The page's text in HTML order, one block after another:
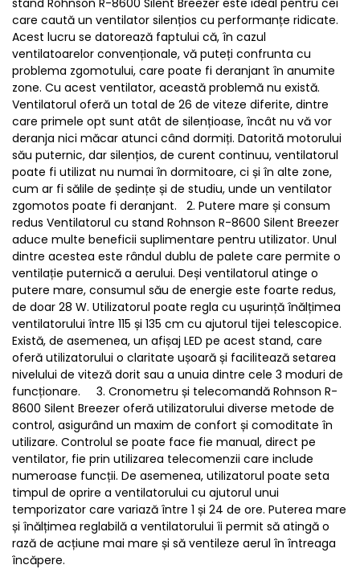
stand Rohnson R-8600 Silent Breezer este ideal pentru cei
care caută un ventilator silențios cu performanțe ridicate.
Acest lucru se datorează faptului că, în cazul
ventilatoarelor convenționale, vă puteți confrunta cu
problema zgomotului, care poate fi deranjant în anumite
zone. Cu acest ventilator, această problemă nu există.
Ventilatorul oferă un total de 26 de viteze diferite, dintre
care primele opt sunt atât de silențioase, încât nu vă vor
deranja nici măcar atunci când dormiți. Datorită motorului
său puternic, dar silențios, de curent continuu, ventilatorul
poate fi utilizat nu numai în dormitoare, ci și în alte zone,
cum ar fi sălile de ședințe și de studiu, unde un ventilator
zgomotos poate fi deranjant. 2. Putere mare și consum
redus Ventilatorul cu stand Rohnson R-8600 Silent Breezer
aduce multe beneficii suplimentare pentru utilizator. Unul
dintre acestea este rândul dublu de palete care permite o
ventilație puternică a aerului. Deși ventilatorul atinge o
putere mare, consumul său de energie este foarte redus,
de doar 28 W. Utilizatorul poate regla cu ușurință înălțimea
ventilatorului între 115 și 135 cm cu ajutorul tijei telescopice.
Există, de asemenea, un afișaj LED pe acest stand, care
oferă utilizatorului o claritate ușoară și facilitează setarea
nivelului de viteză dorit sau a unuia dintre cele 3 moduri de
funcționare. 3. Cronometru și telecomandă Rohnson R-
8600 Silent Breezer oferă utilizatorului diverse metode de
control, asigurând un maxim de confort și comoditate în
utilizare. Controlul se poate face fie manual, direct pe
ventilator, fie prin utilizarea telecomenzii care include
numeroase funcții. De asemenea, utilizatorul poate seta
timpul de oprire a ventilatorului cu ajutorul unui
temporizator care variază între 1 și 24 de ore. Puterea mare
și înălțimea reglabilă a ventilatorului îi permit să atingă o
rază de acțiune mai mare și să ventileze aerul în întreaga
încăpere.